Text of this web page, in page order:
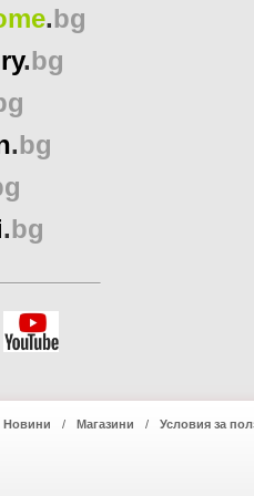
.bg
.bg
.bg
.bg
Новини Магазини Условия за